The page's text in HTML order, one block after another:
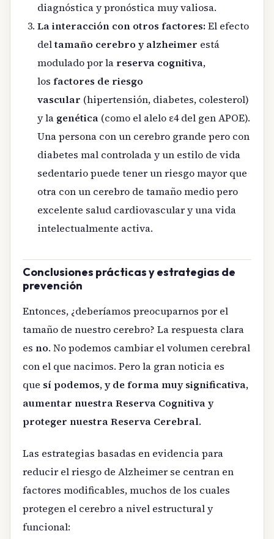
diagnóstica y pronóstica muy valiosa.
La interacción con otros factores:El efecto
deltamaño cerebro y alzheimer está
modulado por la reserva cognitiva,
los factores de riesgo
vascular (hipertensión, diabetes, colesterol)
y la genética (como el alelo ε4 del gen APOE).
Una persona con un cerebro grande pero con
diabetes mal controlada y un estilo de vida
sedentario puede tener un riesgo mayor que
otra con un cerebro de tamaño medio pero
excelente salud cardiovascular y una vida
intelectualmente activa.
Conclusiones prácticas y estrategias de
prevención
Entonces, ¿deberíamos preocuparnos por el
tamaño de nuestro cerebro? La respuesta clara
es no. No podemos cambiar el volumen cerebral
con el que nacimos. Pero la gran noticia es
que sí podemos, y de forma muy significativa,
aumentar nuestra Reserva Cognitiva y
proteger nuestra Reserva Cerebral.
Las estrategias basadas en evidencia para
reducir el riesgo de Alzheimer se centran en
factores modificables, muchos de los cuales
protegen el cerebro a nivel estructural y
funcional: